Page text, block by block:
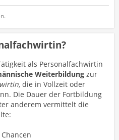
als Personalfachwirtin
Weiterbildung zur
die in Vollzeit oder
Die Dauer der Fortbildung
anderem vermittelt die